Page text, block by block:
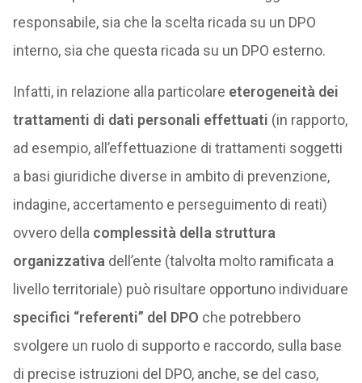
responsabile, sia che la scelta ricada su un DPO
interno, sia che questa ricada su un DPO esterno.
Infatti, in relazione alla particolare eterogeneità dei
trattamenti di dati personali effettuati (in rapporto,
ad esempio, all’effettuazione di trattamenti soggetti
a basi giuridiche diverse in ambito di prevenzione,
indagine, accertamento e perseguimento di reati)
ovvero della complessità della struttura
organizzativa dell’ente (talvolta molto ramificata a
livello territoriale) può risultare opportuno individuare
specifici “referenti” del DPO che potrebbero
svolgere un ruolo di supporto e raccordo, sulla base
di precise istruzioni del DPO, anche, se del caso,